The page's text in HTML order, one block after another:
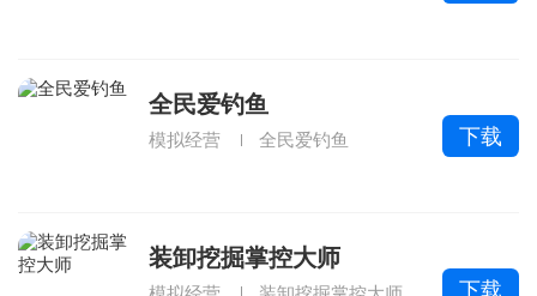
全民爱钓鱼
模拟经营 全民爱钓鱼 下载
装卸挖掘掌控大师
下载